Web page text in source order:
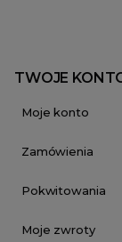
TWOJE
Moje konto
Zamówienia
Pokwitowania
Moje zwroty